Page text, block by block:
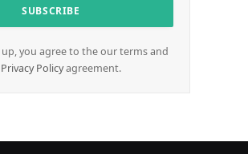
up, you agree to the our terms and
Privacy Policyagreement.